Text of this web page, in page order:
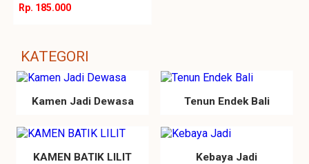
Rp. 185.000
KATEGORI
Kamen Jadi Dewasa Tenun Endek Bali
KAMEN BATIK LILIT Kebaya Jadi